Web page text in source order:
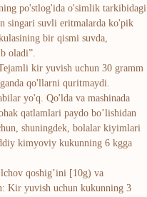
po'stlog'ida o'simlik tarkibidagi
singari suvli eritmalarda ko'pik
bir qismi suvda,
oladi”.
kir yuvish uchun 30 gramm
qo'llarni quritmaydi.
yo'q. Qo'lda va mashinada
qatlamlari paydo bo’lishidan
shuningdek, bolalar kiyimlari
kimyoviy kukunning 6 kgga
qoshig’ini [10g) va
Kir yuvish uchun kukunning 3